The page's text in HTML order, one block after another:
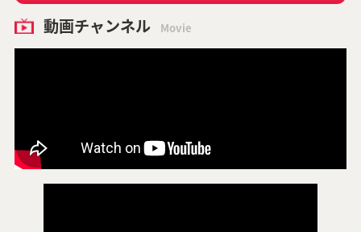
動画チャンネル Movie